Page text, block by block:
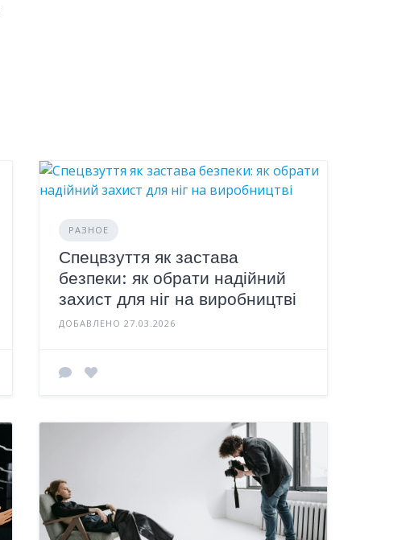
РАЗНОЕ
Спецвзуття як застава
безпеки: як обрати надійний
захист для ніг на виробництві
ДОБАВЛЕНО 27.03.2026